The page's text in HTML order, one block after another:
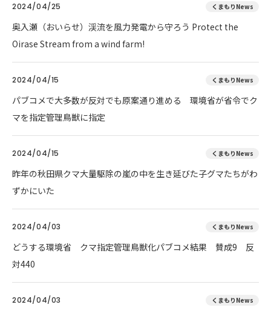
2024/04/25 くまもりNews
奥入瀬（おいらせ）渓流を風力発電から守ろう Protect the
Oirase Stream from a wind farm!
2024/04/15 くまもりNews
パブコメで大多数が反対でも原案通り進める 環境省が省令でク
マを指定管理鳥獣に指定
2024/04/15 くまもりNews
昨年の秋田県クマ大量駆除の嵐の中を生き延びた子グマたちがわ
ずかにいた
2024/04/03 くまもりNews
どうする環境省 クマ指定管理鳥獣化パブコメ結果 賛成9 反
対440
2024/04/03 くまもりNews